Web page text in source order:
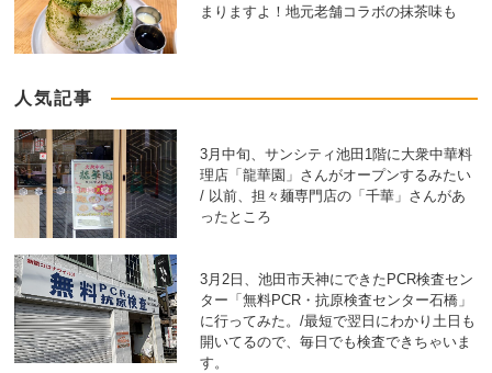
まりますよ！地元老舗コラボの抹茶味も
人気記事
3月中旬、サンシティ池田1階に大衆中華料
理店「龍華園」さんがオープンするみたい
/ 以前、担々麺専門店の「千華」さんがあ
ったところ
3月2日、池田市天神にできたPCR検査セン
ター「無料PCR・抗原検査センター石橋」
に行ってみた。/最短で翌日にわかり土日も
開いてるので、毎日でも検査できちゃいま
す。